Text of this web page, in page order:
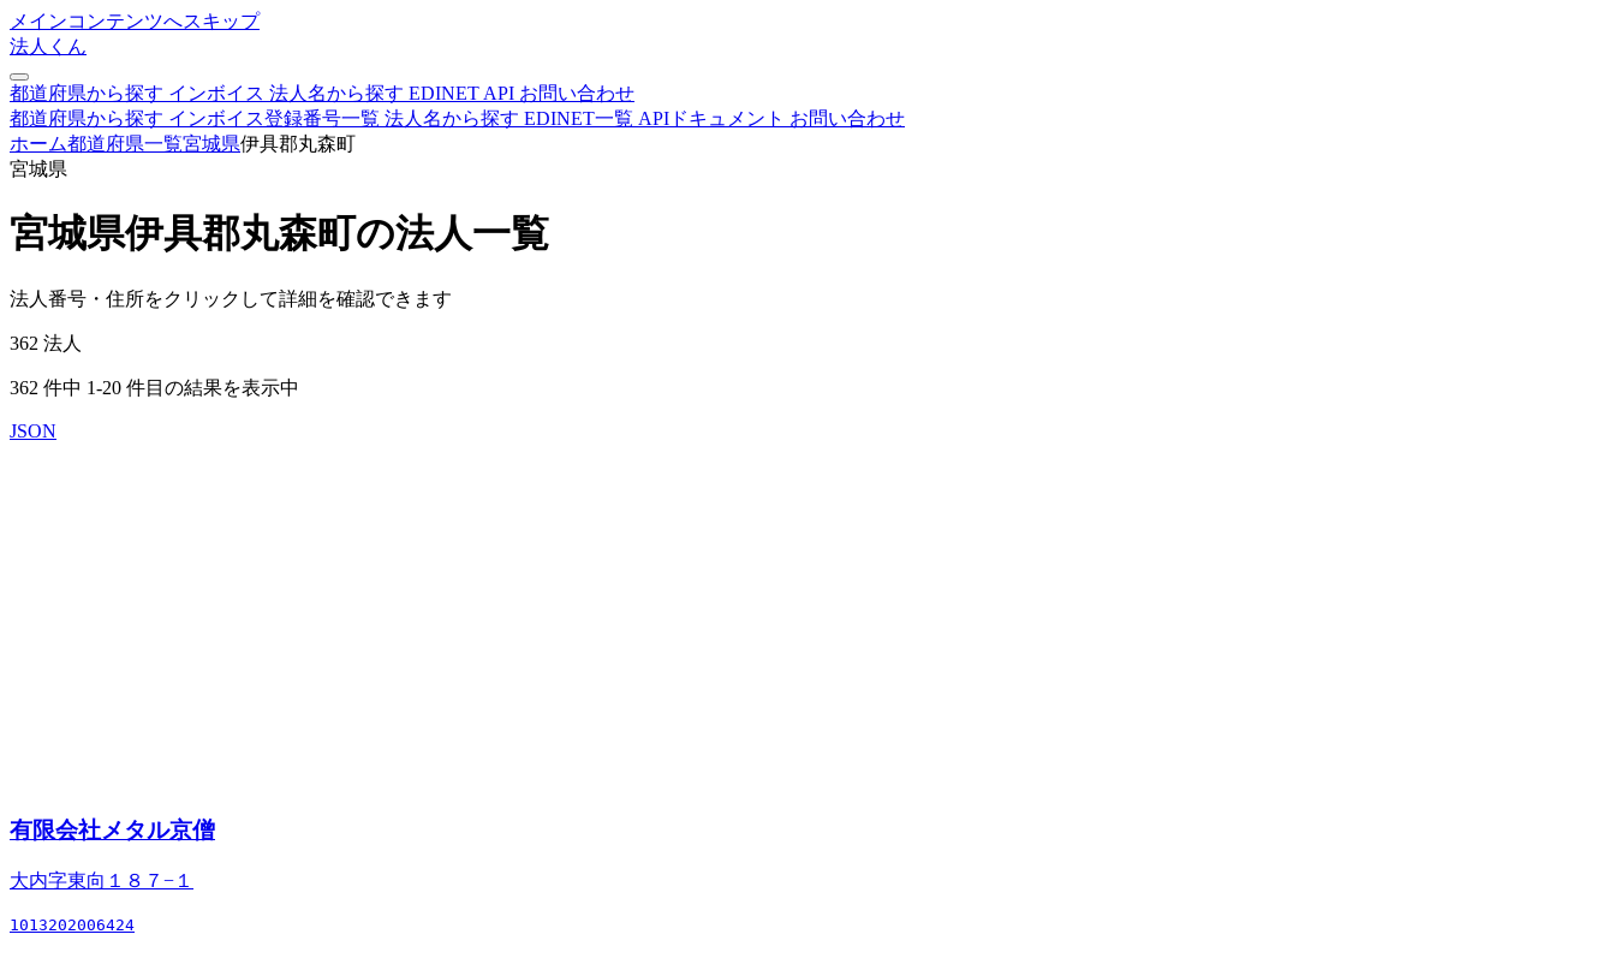
メインコンテンツへスキップ
法人くん
都道府県から探す インボイス 法人名から探す EDINET API お問い合わせ
都道府県から探す インボイス登録番号一覧 法人名から探す EDINET一覧 APIドキュメント お問い合わせ
ホーム都道府県一覧宮城県伊具郡丸森町
宮城県
宮城県伊具郡丸森町の法人一覧
法人番号・住所をクリックして詳細を確認できます
362 法人
362 件中 1-20 件目の結果を表示中
JSON
有限会社メタル京僧
大内字東向１８７−１
1013202006424